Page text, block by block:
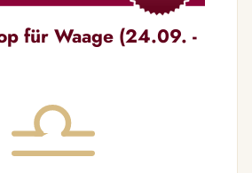
für Waage (24.09. -